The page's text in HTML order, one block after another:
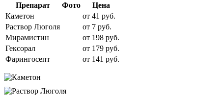
Препарат Фото
Цена
Каметон
от 41 руб.
Раствор Люголя
от 7 руб.
Мирамистин
от 198 руб.
Гексорал
от 179 руб.
Фарингосепт
от 141 руб.